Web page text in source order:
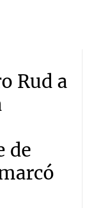
Rud a
de